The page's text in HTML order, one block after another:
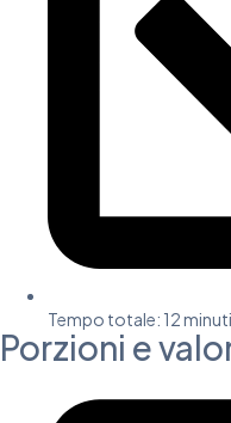
Tempo totale: 12 minuti
Porzioni e